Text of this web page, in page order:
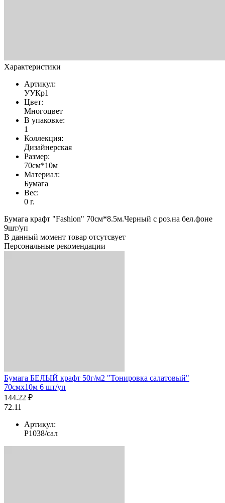
Характеристики
Артикул:
УУКр1
Цвет:
Многоцвет
В упаковке:
1
Коллекция:
Дизайнерская
Размер:
70см*10м
Материал:
Бумага
Вес:
0 г.
Бумага крафт "Fashion" 70см*8.5м.Черный с роз.на бел.фоне
9шт/уп
В данный момент товар отсутсвует
Персональные рекомендации
Бумага БЕЛЫЙ крафт 50г/м2 "Тонировка салатовый"
70смх10м 6 шт/уп
144.22 ₽
72.11
Артикул:
Р1038/сал